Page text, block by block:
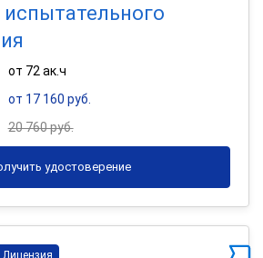
от 72 ак.ч
от 17 160 руб.
20 760 руб.
удостоверение
Лицензия